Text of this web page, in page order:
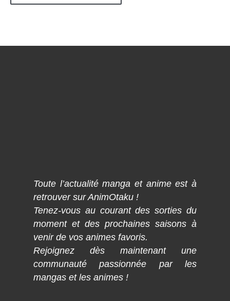
Toute l’actualité manga et anime est à
retrouver sur AnimOtaku !
Tenez-vous au courant des sorties du
moment et des prochaines saisons à
venir de vos animes favoris.
Rejoignez dès maintenant une
communauté passionnée par les
mangas et les animes !